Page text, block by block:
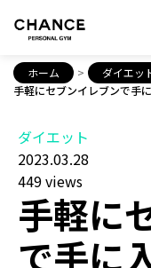
ホーム > ダイエッ
手軽にセブンイレブンで手
ダイエット
2023.03.28
449 views
手軽に
で手に